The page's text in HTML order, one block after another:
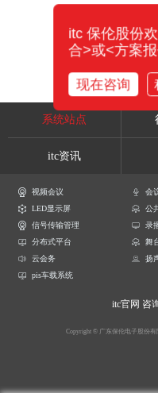
系统站点
itc资讯
视频会议 会
LED显示屏
公
信号传输管理
录
分布式平台
舞
云会务
扬
pis车载系统
itc官网 咨
Copyright © 广东保伦电子股份有
itc 保伦股份
合>或<方案
现在咨询